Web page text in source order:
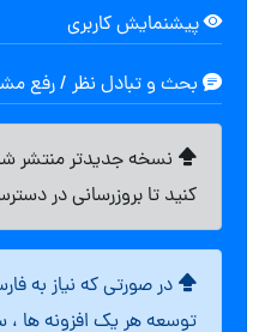
پیشنمایش کاربری
بحث و تبادل نظر / رفع
نسخه جدیدتر منتشر
کنید تا بروزرسانی در
در صورتی که نیاز به
توسعه هر یک افزونه ها